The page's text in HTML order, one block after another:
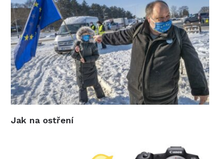
Jak na ostření